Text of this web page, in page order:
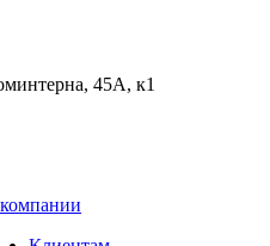
45А, к1